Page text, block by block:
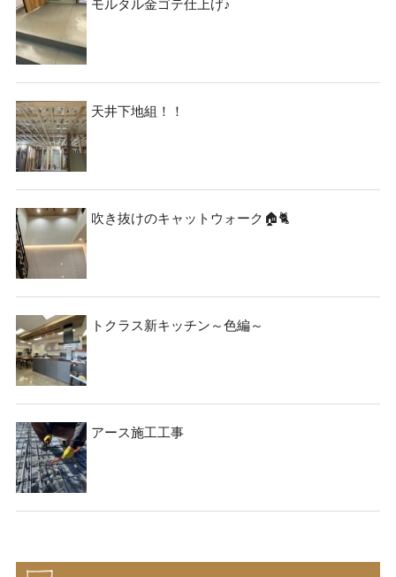
モルタル金ゴテ仕上げ♪
天井下地組！！
吹き抜けのキャットウォーク🏠🐈
トクラス新キッチン～色編～
アース施工工事